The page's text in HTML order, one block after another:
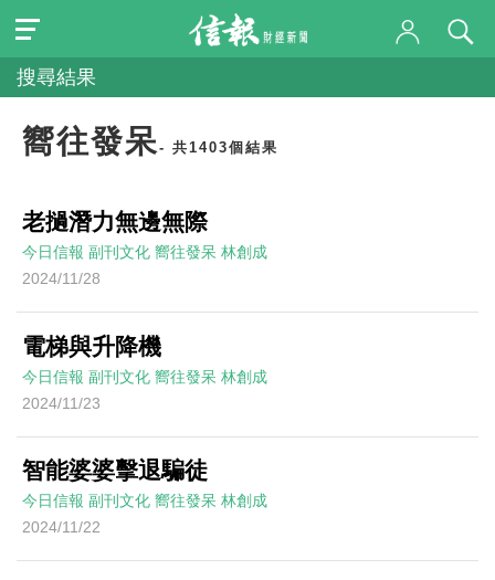
搜尋結果
嚮往發呆- 共1403個結果
老撾潛力無邊無際
今日信報 副刊文化 嚮往發呆 林創成
2024/11/28
電梯與升降機
今日信報 副刊文化 嚮往發呆 林創成
2024/11/23
智能婆婆擊退騙徒
今日信報 副刊文化 嚮往發呆 林創成
2024/11/22